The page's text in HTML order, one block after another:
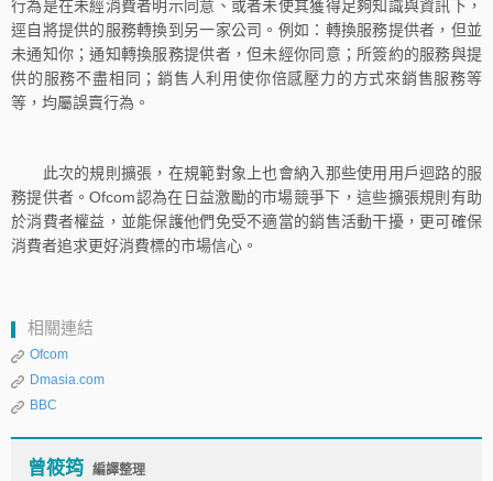
行為是在未經消費者明示同意、或者未使其獲得足夠知識與資訊下，
逕自將提供的服務轉換到另一家公司。例如：轉換服務提供者，但並
未通知你；通知轉換服務提供者，但未經你同意；所簽約的服務與提
供的服務不盡相同；銷售人利用使你倍感壓力的方式來銷售服務等
等，均屬誤賣行為。
此次的規則擴張，在規範對象上也會納入那些使用用戶迴路的服
務提供者。Ofcom認為在日益激勵的市場競爭下，這些擴張規則有助
於消費者權益，並能保護他們免受不適當的銷售活動干擾，更可確保
消費者追求更好消費標的市場信心。
相關連結
Ofcom
Dmasia.com
BBC
曾筱筠 編譯整理